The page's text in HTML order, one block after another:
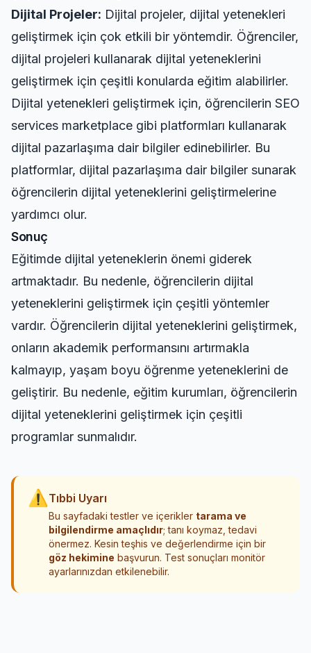
Dijital Projeler: Dijital projeler, dijital yetenekleri
geliştirmek için çok etkili bir yöntemdir. Öğrenciler,
dijital projeleri kullanarak dijital yeteneklerini
geliştirmek için çeşitli konularda eğitim alabilirler.
Dijital yetenekleri geliştirmek için, öğrencilerin SEO
services marketplace gibi platformları kullanarak
dijital pazarlaşıma dair bilgiler edinebilirler. Bu
platformlar, dijital pazarlaşıma dair bilgiler sunarak
öğrencilerin dijital yeteneklerini geliştirmelerine
yardımcı olur.
Sonuç
Eğitimde dijital yeteneklerin önemi giderek
artmaktadır. Bu nedenle, öğrencilerin dijital
yeteneklerini geliştirmek için çeşitli yöntemler
vardır. Öğrencilerin dijital yeteneklerini geliştirmek,
onların akademik performansını artırmakla
kalmayıp, yaşam boyu öğrenme yeteneklerini de
geliştirir. Bu nedenle, eğitim kurumları, öğrencilerin
dijital yeteneklerini geliştirmek için çeşitli
programlar sunmalıdır.
⚠ Tıbbi Uyarı
Bu sayfadaki testler ve içerikler tarama ve
bilgilendirme amaçlıdır; tanı koymaz, tedavi
önermez. Kesin teşhis ve değerlendirme için bir
göz hekimine başvurun. Test sonuçları monitör
ayarlarınızdan etkilenebilir.